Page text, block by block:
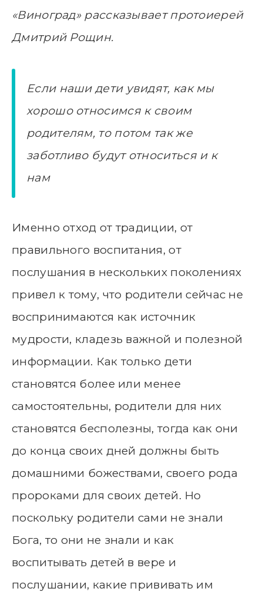
«Виноград» рассказывает протоиерей
Дмитрий Рощин.
Если наши дети увидят, как мы
хорошо относимся к своим
родителям, то потом так же
заботливо будут относиться и к
нам
Именно отход от традиции, от
правильного воспитания, от
послушания в нескольких поколениях
привел к тому, что родители сейчас не
воспринимаются как источник
мудрости, кладезь важной и полезной
информации. Как только дети
становятся более или менее
самостоятельны, родители для них
становятся бесполезны, тогда как они
до конца своих дней должны быть
домашними божествами, своего рода
пророками для своих детей. Но
поскольку родители сами не знали
Бога, то они не знали и как
воспитывать детей в вере и
послушании, какие прививать им